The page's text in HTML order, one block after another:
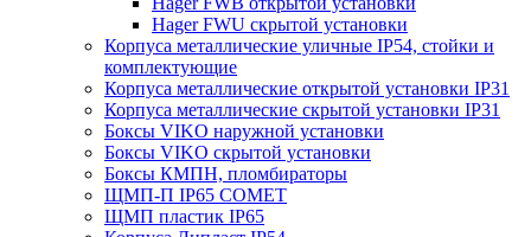
Hager FWU скрытой установки
Корпуса металлические уличные IP54, стойки и
комплектующие
Корпуса металлические открытой установки IP31
Корпуса металлические скрытой установки IP31
Боксы VIKO наружной установки
Боксы VIKO скрытой установки
Боксы КМПН, пломбираторы
ЩМП-П IP65 COMET
ЩМП пластик IP65